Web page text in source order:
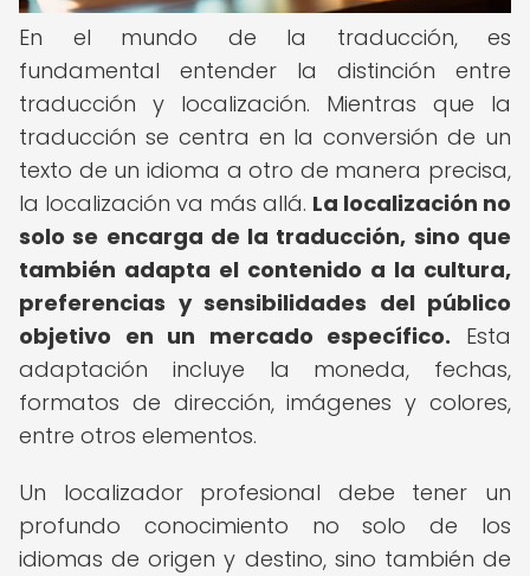
En el mundo de la traducción, es
fundamental entender la distinción entre
traducción y localización. Mientras que la
traducción se centra en la conversión de un
texto de un idioma a otro de manera precisa,
la localización va más allá. La localización no
solo se encarga de la traducción, sino que
también adapta el contenido a la cultura,
preferencias y sensibilidades del público
objetivo en un mercado específico. Esta
adaptación incluye la moneda, fechas,
formatos de dirección, imágenes y colores,
entre otros elementos.
Un localizador profesional debe tener un
profundo conocimiento no solo de los
idiomas de origen y destino, sino también de